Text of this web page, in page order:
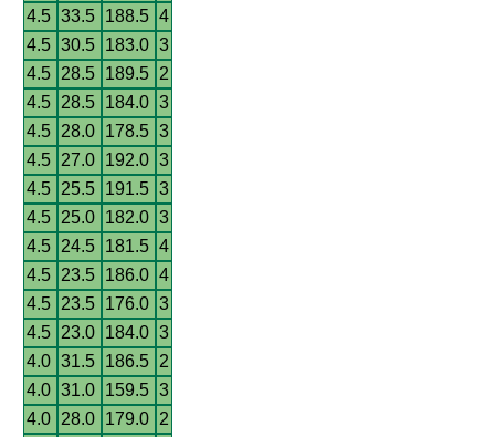
4.5 33.5 188.5 4
4.5 30.5 183.0 3
4.5
28.5 189.5
2
4.5
28.5 184.0 3
4.5
28.0 178.5 3
4.5
27.0 192.0 3
4.5
25.5 191.5 3
4.5
25.0 182.0 3
4.5
24.5 181.5 4
4.5
23.5 186.0 4
4.5
23.5 176.0 3
4.5
23.0 184.0 3
4.0 31.5 186.5
2
4.0 31.0 159.5 3
4.0
28.0 179.0
2